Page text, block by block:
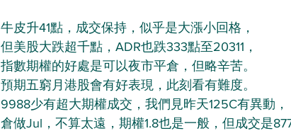
牛皮升41點，成交保持，似乎是大漲小回格，
但美股大跌超千點，ADR也跌333點至20311，
指數期權的好處是可以夜市平倉，但略辛苦。
預期五窮月港股會有好表現，此刻看有難度。
9988少有超大期權成交，我們見昨天125C有異動，
倉做Jul，不算太遠，期權1.8也是一般，但成交是